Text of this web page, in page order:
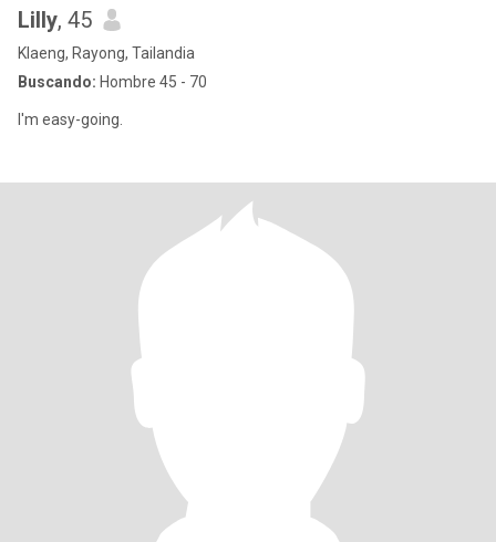
Lilly, 45
Klaeng, Rayong, Tailandia
Buscando: Hombre 45 - 70
I'm easy-going.